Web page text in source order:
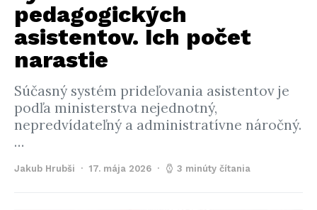
pedagogických
asistentov. Ich počet
narastie
Súčasný systém prideľovania asistentov je
podľa ministerstva nejednotný,
nepredvídateľný a administratívne náročný.
…
Jakub Hrubši 17. mája 2026 3 minúty čítania